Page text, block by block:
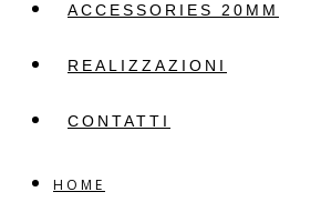
ACCESSORIES 20MM
REALIZZAZIONI
CONTATTI
HOME